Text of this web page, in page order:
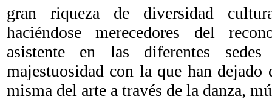
gran riqueza de diversidad
haciéndose merecedores del
asistente en las diferentes
majestuosidad con la que han dejado
misma del arte a través de la danza,